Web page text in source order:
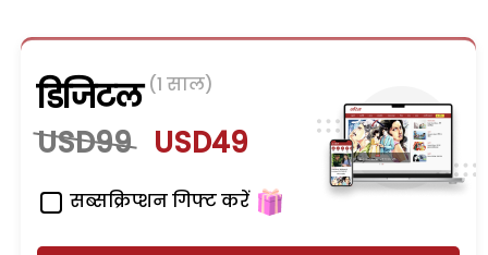
डिजिटल (1 साल)
USD99 USD49
सब्सक्रिप्शन गिफ्ट करें